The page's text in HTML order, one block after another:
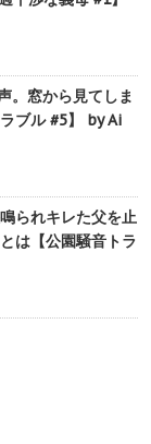
。窓から見てしま
ブル #5】 by Ai
られキレた父を止
は【公園騒音トラ